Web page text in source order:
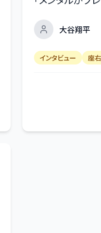
大谷翔平
インタビュー 座